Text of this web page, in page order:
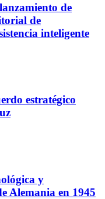
de
de
inteligente
estratégico
y
Alemania en 1945